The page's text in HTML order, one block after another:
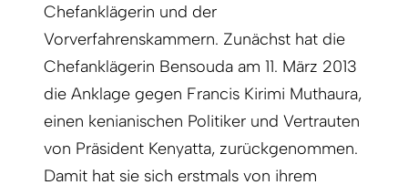
Chefanklägerin und der
Vorverfahrenskammern. Zunächst hat die
Chefanklägerin Bensouda am 11. März 2013
die Anklage gegen Francis Kirimi Muthaura,
einen kenianischen Politiker und Vertrauten
von Präsident Kenyatta, zurückgenommen.
Damit hat sie sich erstmals von ihrem